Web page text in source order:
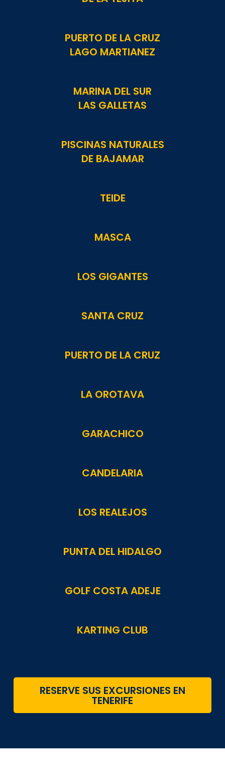
PUERTO DE LA CRUZ
LAGO MARTIANEZ
MARINA DEL SUR
LAS GALLETAS
PISCINAS NATURALES
DE BAJAMAR
TEIDE
MASCA
LOS GIGANTES
SANTA CRUZ
PUERTO DE LA CRUZ
LA OROTAVA
GARACHICO
CANDELARIA
LOS REALEJOS
PUNTA DEL HIDALGO
GOLF COSTA ADEJE
KARTING CLUB
RESERVE SUS EXCURSIONES EN
TENERIFE